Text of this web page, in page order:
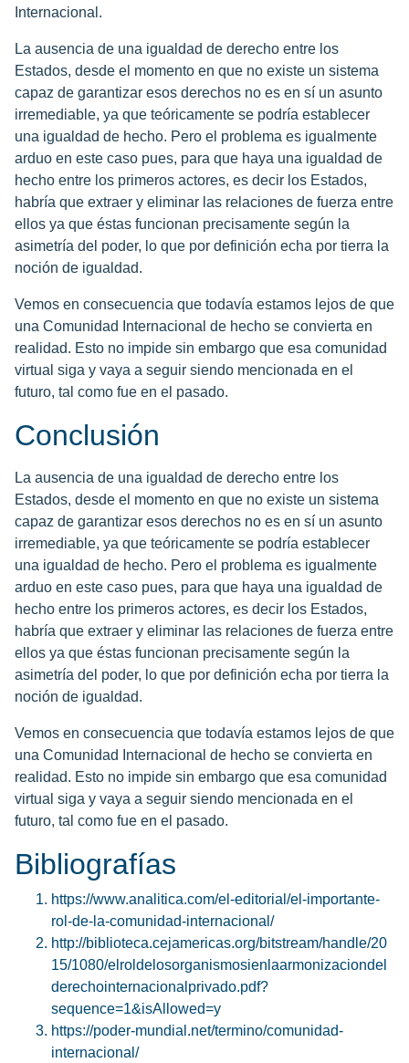
Internacional.
La ausencia de una igualdad de derecho entre los
Estados, desde el momento en que no existe un sistema
capaz de garantizar esos derechos no es en sí un asunto
irremediable, ya que teóricamente se podría establecer
una igualdad de hecho. Pero el problema es igualmente
arduo en este caso pues, para que haya una igualdad de
hecho entre los primeros actores, es decir los Estados,
habría que extraer y eliminar las relaciones de fuerza entre
ellos ya que éstas funcionan precisamente según la
asimetría del poder, lo que por definición echa por tierra la
noción de igualdad.
Vemos en consecuencia que todavía estamos lejos de que
una Comunidad Internacional de hecho se convierta en
realidad. Esto no impide sin embargo que esa comunidad
virtual siga y vaya a seguir siendo mencionada en el
futuro, tal como fue en el pasado.
Conclusión
La ausencia de una igualdad de derecho entre los
Estados, desde el momento en que no existe un sistema
capaz de garantizar esos derechos no es en sí un asunto
irremediable, ya que teóricamente se podría establecer
una igualdad de hecho. Pero el problema es igualmente
arduo en este caso pues, para que haya una igualdad de
hecho entre los primeros actores, es decir los Estados,
habría que extraer y eliminar las relaciones de fuerza entre
ellos ya que éstas funcionan precisamente según la
asimetría del poder, lo que por definición echa por tierra la
noción de igualdad.
Vemos en consecuencia que todavía estamos lejos de que
una Comunidad Internacional de hecho se convierta en
realidad. Esto no impide sin embargo que esa comunidad
virtual siga y vaya a seguir siendo mencionada en el
futuro, tal como fue en el pasado.
Bibliografías
https://www.analitica.com/el-editorial/el-importante-
rol-de-la-comunidad-internacional/
http://biblioteca.cejamericas.org/bitstream/handle/20
15/1080/elroldelosorganismosienlaarmonizaciondel
derechointernacionalprivado.pdf?
sequence=1&isAllowed=y
https://poder-mundial.net/termino/comunidad-
internacional/